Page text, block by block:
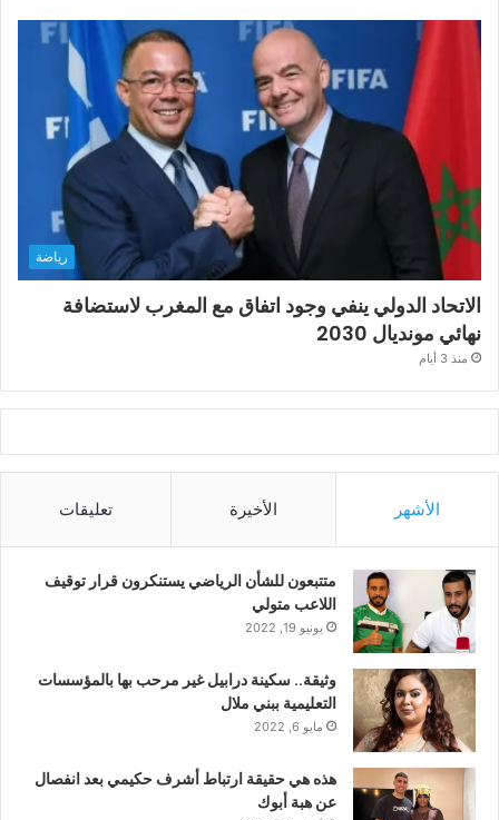
رياضة
الاتحاد الدولي ينفي وجود اتفاق مع المغرب لاستضافة
نهائي مونديال 2030
منذ 3 أيام
الأشهر الأخيرة تعليقات
متتبعون للشأن الرياضي يستنكرون قرار توقيف
اللاعب متولي
يونيو 19, 2022
وثيقة.. سكينة درابيل غير مرحب بها بالمؤسسات
التعليمية ببني ملال
مايو 6, 2022
هذه هي حقيقة ارتباط أشرف حكيمي بعد انفصال
عن هبة أبوك